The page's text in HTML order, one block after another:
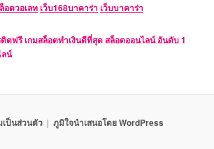
อตวอเลท เว็บ168บาคาร่า เว็บบาคาร่า
ดิตฟรี เกมสล็อตทำเงินดีที่สุด สล็อตออนไลน์ อันดับ 1
น์
ป็นส่วนตัว ภูมิใจนำเสนอโดย WordPress